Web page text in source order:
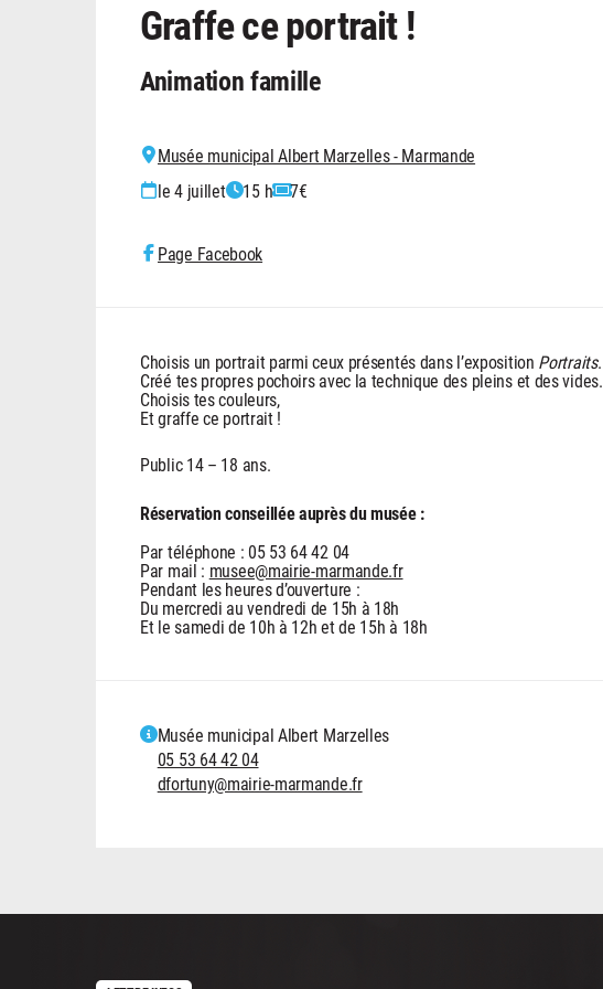
Graffe ce portrait !
Animation famille
Musée municipal Albert Marzelles - Marmande
le 4 juillet
15 h 7€
Page Facebook
Choisis un portrait parmi ceux présentés dans l’exposition Portraits.
Créé tes propres pochoirs avec la technique des pleins et des vides.
Choisis tes couleurs,
Et graffe ce portrait !
Public 14 – 18 ans.
Réservation conseillée auprès du musée :
Par téléphone : 05 53 64 42 04
Par mail : musee@mairie-marmande.fr
Pendant les heures d’ouverture :
Du mercredi au vendredi de 15h à 18h
Et le samedi de 10h à 12h et de 15h à 18h
Musée municipal Albert Marzelles
05 53 64 42 04
dfortuny@mairie-marmande.fr